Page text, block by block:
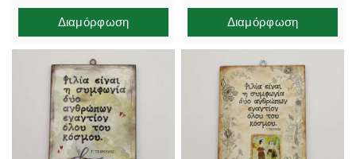
Διαμόρφωση Διαμόρφωση